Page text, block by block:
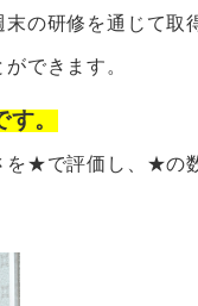
の研修を通じて
できます。
。
を★で評価し、★の